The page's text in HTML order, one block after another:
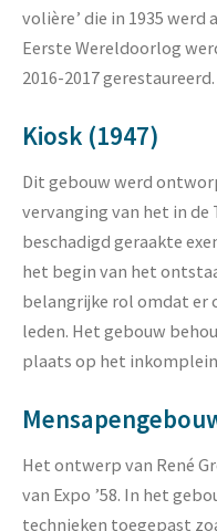
volière’ die in 1935
Eerste Wereldoorlog
2016-2017 gerestaureerd.
Kiosk (1947)
Dit gebouw werd
vervanging van het in de
beschadigd geraakte
het begin van het
belangrijke rol omdat er
leden. Het gebouw
plaats op het
Het ontwerp van René
van Expo ’58. In het
technieken toegepast